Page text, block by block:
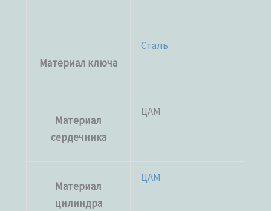
Материал ключа
Сталь
Материал
сердечника
ЦАМ
Материал
цилиндра
ЦАМ